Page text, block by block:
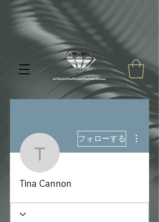
Tina Cannon
フォローする
Tina Cannon